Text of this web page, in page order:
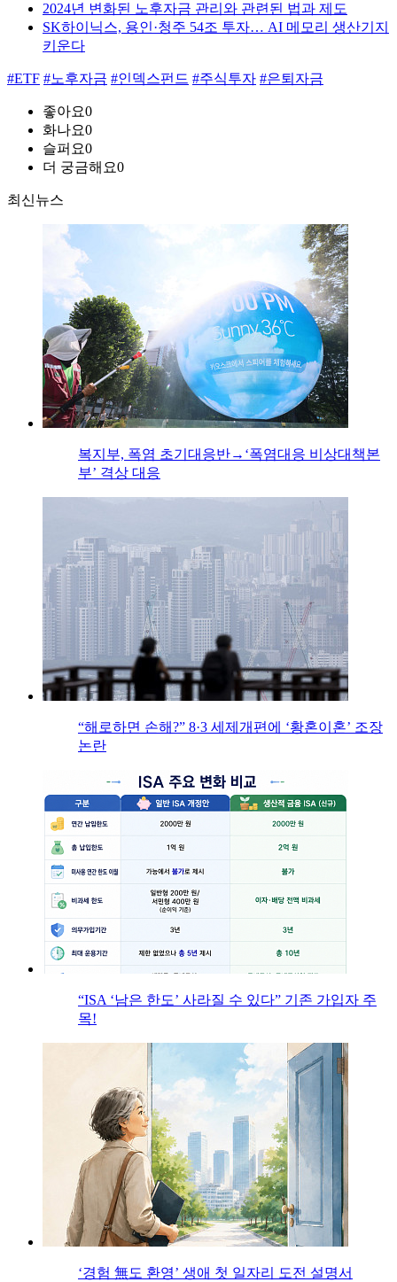
2024년 변화된 노후자금 관리와 관련된 법과 제도
SK하이닉스, 용인·청주 54조 투자… AI 메모리 생산기지
키운다
#ETF #노후자금 #인덱스펀드 #주식투자 #은퇴자금
좋아요0
화나요0
슬퍼요0
더 궁금해요0
최신뉴스
복지부, 폭염 초기대응반→‘폭염대응 비상대책본
부’ 격상 대응
“해로하면 손해?” 8·3 세제개편에 ‘황혼이혼’ 조장
논란
“ISA ‘남은 한도’ 사라질 수 있다” 기존 가입자 주
목!
‘경험 無도 환영’ 생애 첫 일자리 도전 설명서